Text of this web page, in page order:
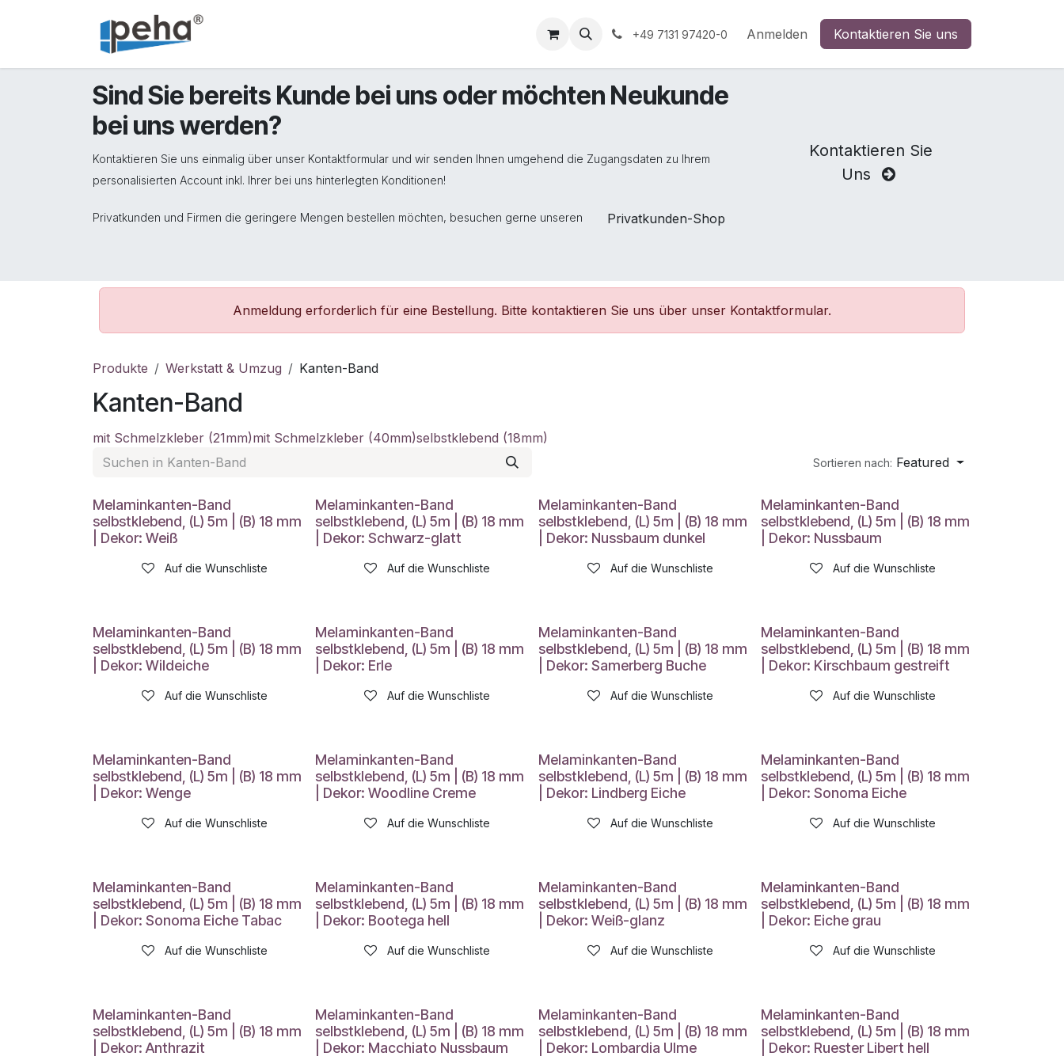
Informationen Shop Gewerbekunden
+49 7131 97420-0 Anmelden Kontaktieren Sie uns
Sind Sie bereits Kunde bei uns oder möchten Neukunde
bei uns werden?
Kontaktieren Sie uns einmalig über unser Kontaktformular und wir senden Ihnen umgehend die Zugangsdaten zu Ihrem
personalisierten Account inkl. Ihrer bei uns hinterlegten Konditionen!
Privatkunden und Firmen die geringere Mengen bestellen möchten, besuchen gerne unseren Privatkunden-Shop
Kontaktieren Sie
Uns
Anmeldung erforderlich für eine Bestellung. Bitte kontaktieren Sie uns über unser Kontaktformular.
Produkte Werkstatt & Umzug Kanten-Band
Kanten-Band
mit Schmelzkleber (21mm)mit Schmelzkleber (40mm)selbstklebend (18mm)
Sortieren nach: Featured
Melaminkanten-Band
selbstklebend, (L) 5m | (B) 18 mm
| Dekor: Weiß
Auf die Wunschliste
Melaminkanten-Band
selbstklebend, (L) 5m | (B) 18 mm
| Dekor: Schwarz-glatt
Auf die Wunschliste
Melaminkanten-Band
selbstklebend, (L) 5m | (B) 18 mm
| Dekor: Nussbaum dunkel
Auf die Wunschliste
Melaminkanten-Band
selbstklebend, (L) 5m | (B) 18 mm
| Dekor: Nussbaum
Auf die Wunschliste
Melaminkanten-Band
selbstklebend, (L) 5m | (B) 18 mm
| Dekor: Wildeiche
Auf die Wunschliste
Melaminkanten-Band
selbstklebend, (L) 5m | (B) 18 mm
| Dekor: Erle
Auf die Wunschliste
Melaminkanten-Band
selbstklebend, (L) 5m | (B) 18 mm
| Dekor: Samerberg Buche
Auf die Wunschliste
Melaminkanten-Band
selbstklebend, (L) 5m | (B) 18 mm
| Dekor: Kirschbaum gestreift
Auf die Wunschliste
Melaminkanten-Band
selbstklebend, (L) 5m | (B) 18 mm
| Dekor: Wenge
Auf die Wunschliste
Melaminkanten-Band
selbstklebend, (L) 5m | (B) 18 mm
| Dekor: Woodline Creme
Auf die Wunschliste
Melaminkanten-Band
selbstklebend, (L) 5m | (B) 18 mm
| Dekor: Lindberg Eiche
Auf die Wunschliste
Melaminkanten-Band
selbstklebend, (L) 5m | (B) 18 mm
| Dekor: Sonoma Eiche
Auf die Wunschliste
Melaminkanten-Band
selbstklebend, (L) 5m | (B) 18 mm
| Dekor: Sonoma Eiche Tabac
Auf die Wunschliste
Melaminkanten-Band
selbstklebend, (L) 5m | (B) 18 mm
| Dekor: Bootega hell
Auf die Wunschliste
Melaminkanten-Band
selbstklebend, (L) 5m | (B) 18 mm
| Dekor: Weiß-glanz
Auf die Wunschliste
Melaminkanten-Band
selbstklebend, (L) 5m | (B) 18 mm
| Dekor: Eiche grau
Auf die Wunschliste
Melaminkanten-Band
selbstklebend, (L) 5m | (B) 18 mm
| Dekor: Anthrazit
Melaminkanten-Band
selbstklebend, (L) 5m | (B) 18 mm
| Dekor: Macchiato Nussbaum
Melaminkanten-Band
selbstklebend, (L) 5m | (B) 18 mm
| Dekor: Lombardia Ulme
Melaminkanten-Band
selbstklebend, (L) 5m | (B) 18 mm
| Dekor: Ruester Libert hell